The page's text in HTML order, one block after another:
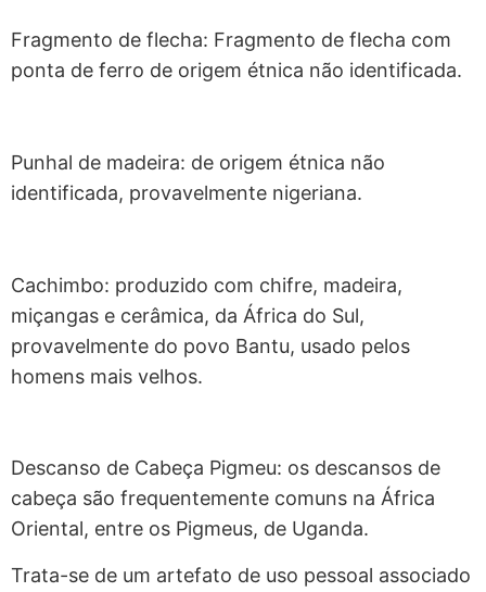
Fragmento de flecha: Fragmento de flecha com
ponta de ferro de origem étnica não identificada.
Punhal de madeira: de origem étnica não
identificada, provavelmente nigeriana.
Cachimbo: produzido com chifre, madeira,
miçangas e cerâmica, da África do Sul,
provavelmente do povo Bantu, usado pelos
homens mais velhos.
Descanso de Cabeça Pigmeu: os descansos de
cabeça são frequentemente comuns na África
Oriental, entre os Pigmeus, de Uganda.
Trata-se de um artefato de uso pessoal associado